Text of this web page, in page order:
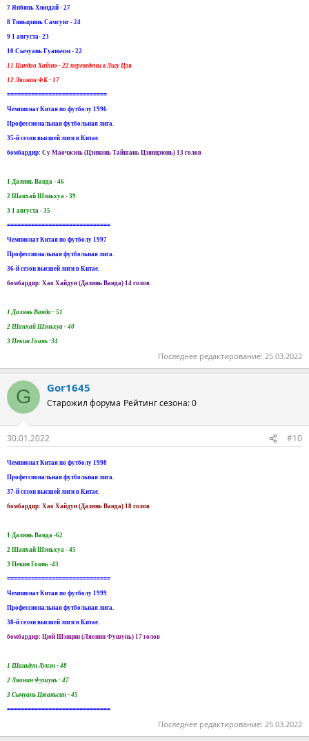
7 Янбянь Хюндай - 27
8 Тяньцзинь Самсунг - 24
9 1 августа- 23
10 Сычуань Гуаньчэн - 22
11 Циндао Хайню - 22 переведены в Лигу Цзя
12 Ляонин ФК - 17
=============================
Чемпионат Китая по футболу 1996
Профессиональная футбольная лига.
35-й сезон высшей лиги в Китае.
бомбардир: Су Маочжэнь (Цзинань Тайшань Цзянцзюнь) 13 голов
1 Далянь Ванда - 46
2 Шанхай Шэньхуа - 39
3 1 августа - 35
==============================
Чемпионат Китая по футболу 1997
Профессиональная футбольная лига.
36-й сезон высшей лиги в Китае.
бомбардир: Хао Хайдун (Далянь Ванда) 14 голов
1 Далянь Ванда - 51
2 Шанхай Шэньхуа - 40
3 Пекин Гоань -34
Последнее редактирование: 25.03.2022
G Gor1645
Старожил форума Рейтинг сезона: 0
30.01.2022 #10
Чемпионат Китая по футболу 1998
Профессиональная футбольная лига.
37-й сезон высшей лиги в Китае.
бомбардир: Хао Хайдун (Далянь Ванда) 18 голов
1 Далянь Ванда -62
2 Шанхай Шэньхуа - 45
3 Пекин Гоань -43
==============================
Чемпионат Китая по футболу 1999
Профессиональная футбольная лига.
38-й сезон высшей лиги в Китае.
бомбардир: Цюй Шэнцин (Ляонин Фушунь) 17 голов
1 Шаньдун Лунэн - 48
2 Ляонин Фушунь - 47
3 Сычуань Цюаньсин - 45
==============================
Последнее редактирование: 25.03.2022